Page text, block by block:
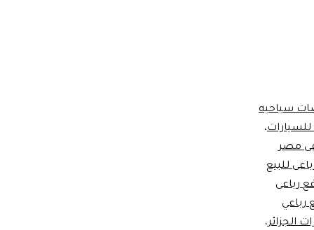
سياحيه
للسيارات،
فى مصر
للبيع
رباعى
رباعي
الجزائر،